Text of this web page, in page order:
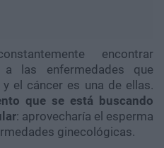
encontrar
a las enfermedades que
el cáncer es una de ellas.
que se está buscando
: aprovecharía el esperma
ginecológicas.